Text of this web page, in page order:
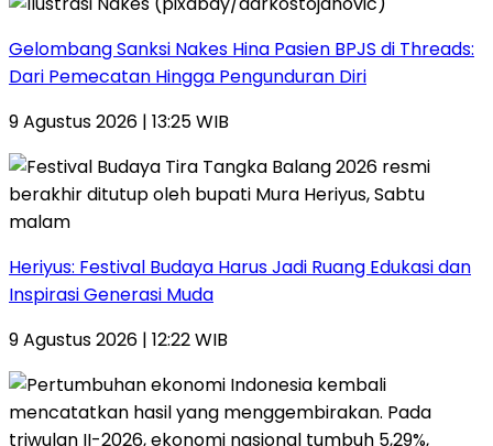
Gelombang Sanksi Nakes Hina Pasien BPJS di Threads:
Dari Pemecatan Hingga Pengunduran Diri
9 Agustus 2026 | 13:25 WIB
Heriyus: Festival Budaya Harus Jadi Ruang Edukasi dan
Inspirasi Generasi Muda
9 Agustus 2026 | 12:22 WIB